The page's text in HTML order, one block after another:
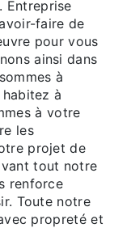
. Entreprise
faire de
pour vous
ainsi dans
à
habitez à
à votre
les
projet de
tout notre
renforce
Toute notre
propreté et